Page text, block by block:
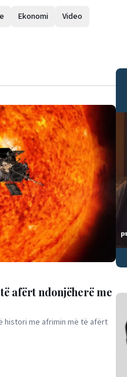
Ekonomi Video
afërt ndonjëherë me
histori me afrimin më të afërt